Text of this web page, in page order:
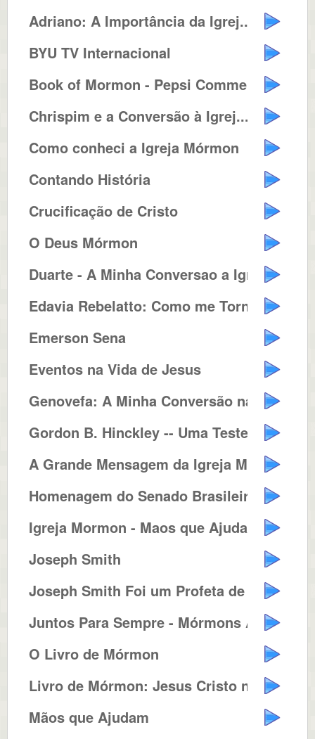
Adriano: A Importância da Igrej...
BYU TV Internacional
Book of Mormon - Pepsi Commercia...
Chrispim e a Conversão à Igrej...
Como conheci a Igreja Mórmon
Contando História
Crucificação de Cristo
O Deus Mórmon
Duarte - A Minha Conversao a Igr...
Edavia Rebelatto: Como me Tornei...
Emerson Sena
Eventos na Vida de Jesus
Genovefa: A Minha Conversão na ...
Gordon B. Hinckley -- Uma Testem...
A Grande Mensagem da Igreja Mórmon
Homenagem do Senado Brasileiro a...
Igreja Mormon - Maos que Ajudam ...
Joseph Smith
Joseph Smith Foi um Profeta de D...
Juntos Para Sempre - Mórmons Ac...
O Livro de Mórmon
Livro de Mórmon: Jesus Cristo n...
Mãos que Ajudam